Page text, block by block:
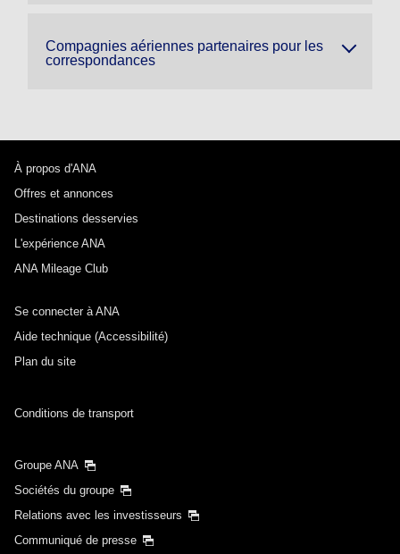
Compagnies aériennes partenaires pour les
correspondances
À propos d'ANA
Offres et annonces
Destinations desservies
L'expérience ANA
ANA Mileage Club
Se connecter à ANA
Aide technique (Accessibilité)
Plan du site
Conditions de transport
Groupe ANA
Sociétés du groupe
Relations avec les investisseurs
Communiqué de presse